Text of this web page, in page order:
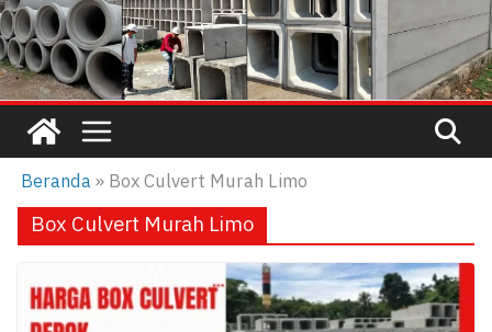
Beranda» Box Culvert Murah Limo
Box Culvert Murah Limo